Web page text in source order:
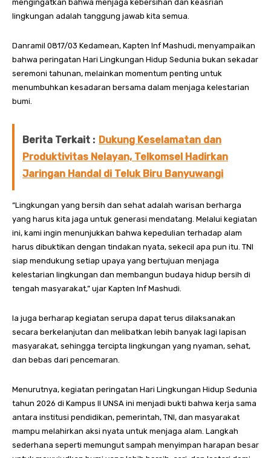
mengingatkan bahwa menjaga kebersihan dan keasrian
lingkungan adalah tanggung jawab kita semua.
Danramil 0817/03 Kedamean, Kapten Inf Mashudi, menyampaikan
bahwa peringatan Hari Lingkungan Hidup Sedunia bukan sekadar
seremoni tahunan, melainkan momentum penting untuk
menumbuhkan kesadaran bersama dalam menjaga kelestarian
bumi.
Berita Terkait : Dukung Keselamatan dan
Produktivitas Nelayan, Telkomsel Hadirkan
Jaringan Handal di Teluk Biru Banyuwangi
“Lingkungan yang bersih dan sehat adalah warisan berharga
yang harus kita jaga untuk generasi mendatang. Melalui kegiatan
ini, kami ingin menunjukkan bahwa kepedulian terhadap alam
harus dibuktikan dengan tindakan nyata, sekecil apa pun itu. TNI
siap mendukung setiap upaya yang bertujuan menjaga
kelestarian lingkungan dan membangun budaya hidup bersih di
tengah masyarakat,” ujar Kapten Inf Mashudi.
Ia juga berharap kegiatan serupa dapat terus dilaksanakan
secara berkelanjutan dan melibatkan lebih banyak lagi lapisan
masyarakat, sehingga tercipta lingkungan yang nyaman, sehat,
dan bebas dari pencemaran.
Menurutnya, kegiatan peringatan Hari Lingkungan Hidup Sedunia
tahun 2026 di Kampus II UNSA ini menjadi bukti bahwa kerja sama
antara institusi pendidikan, pemerintah, TNI, dan masyarakat
mampu melahirkan aksi nyata untuk menjaga alam. Langkah
sederhana seperti memungut sampah menyimpan harapan besar